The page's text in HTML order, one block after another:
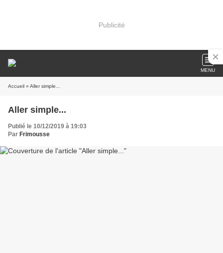
Publicité
MENU
Accueil » Aller simple...
Aller simple...
Publié le 10/12/2019 à 19:03
Par Frimousse